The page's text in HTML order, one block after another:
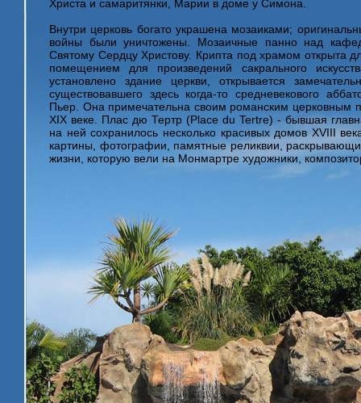
Христа и самаритянки, Марии в доме у Симона.
Внутри церковь богато украшена мозаиками;
войны были уничтожены. Мозаичные панно над
Святому Сердцу Христову. Крипта под храмом открыта
помещением для произведений сакрального
установлено здание церкви, открывается
существовавшего здесь когда-то средневекового
Пьер. Она примечательна своим романским церковным
XIX веке. Плас дю Тертр (Place du Tertre) - бывшая
на ней сохранилось несколько красивых домов XVIII
картины, фотографии, памятные реликвии,
жизни, которую вели на Монмартре художники,